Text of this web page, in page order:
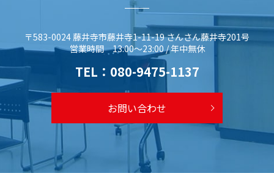
〒583-0024 藤井寺市藤井寺1-11-19 さんさん藤井寺201号
営業時間 13:00～23:00 / 年中無休
TEL： 080-9475-1137
お問い合わせ